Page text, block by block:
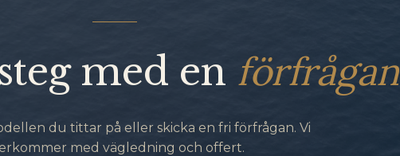
med en förfrågan
du tittar på eller skicka en fri förfrågan. Vi
med vägledning och offert.